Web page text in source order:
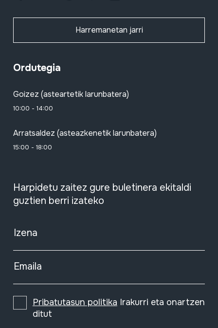
Harremanetan jarri
Ordutegia
Goizez (asteartetik larunbatera)
10:00 - 14:00
Arratsaldez (asteazkenetik larunbatera)
15:00 - 18:00
Harpidetu zaitez gure buletinera ekitaldi
guztien berri izateko
Izena
Emaila
Pribatutasun politika Irakurri eta onartzen
ditut